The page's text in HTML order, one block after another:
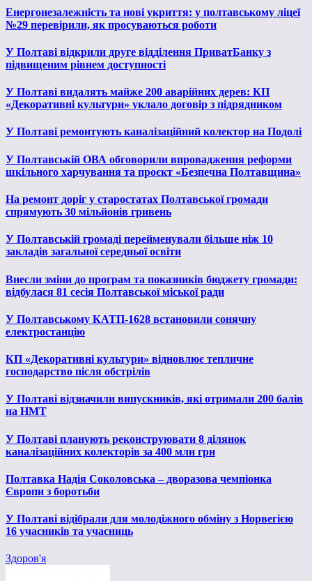
Енергонезалежність та нові укриття: у полтавському ліцеї
№29 перевірили, як просуваються роботи
У Полтаві відкрили друге відділення ПриватБанку з
підвищеним рівнем доступності
У Полтаві видалять майже 200 аварійних дерев: КП
«Декоративні культури» уклало договір з підрядником
У Полтаві ремонтують каналізаційний колектор на Подолі
У Полтавській ОВА обговорили впровадження реформи
шкільного харчування та проєкт «Безпечна Полтавщина»
На ремонт доріг у старостатах Полтавської громади
спрямують 30 мільйонів гривень
У Полтавській громаді перейменували більше ніж 10
закладів загальної середньої освіти
Внесли зміни до програм та показників бюджету громади:
відбулася 81 сесія Полтавської міської ради
У Полтавському КАТП-1628 встановили сонячну
електростанцію
КП «Декоративні культури» відновлює тепличне
господарство після обстрілів
У Полтаві відзначили випускників, які отримали 200 балів
на НМТ
У Полтаві планують реконструювати 8 ділянок
каналізаційних колекторів за 400 млн грн
Полтавка Надія Соколовська – дворазова чемпіонка
Європи з боротьби
У Полтаві відібрали для молодіжного обміну з Норвегією
16 учасників та учасниць
Здоров'я